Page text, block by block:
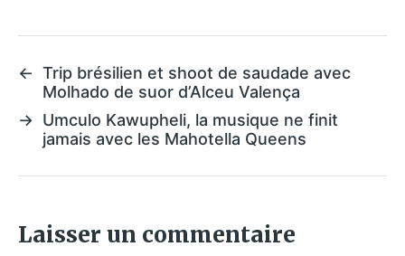
← Trip brésilien et shoot de saudade avec
Molhado de suor d’Alceu Valença
→ Umculo Kawupheli, la musique ne finit
jamais avec les Mahotella Queens
Laisser un commentaire